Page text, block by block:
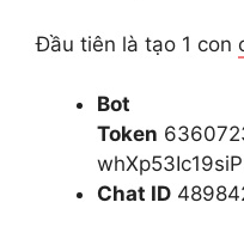
Đầu tiên là tạo 1 con
Bot
Token
Chat ID